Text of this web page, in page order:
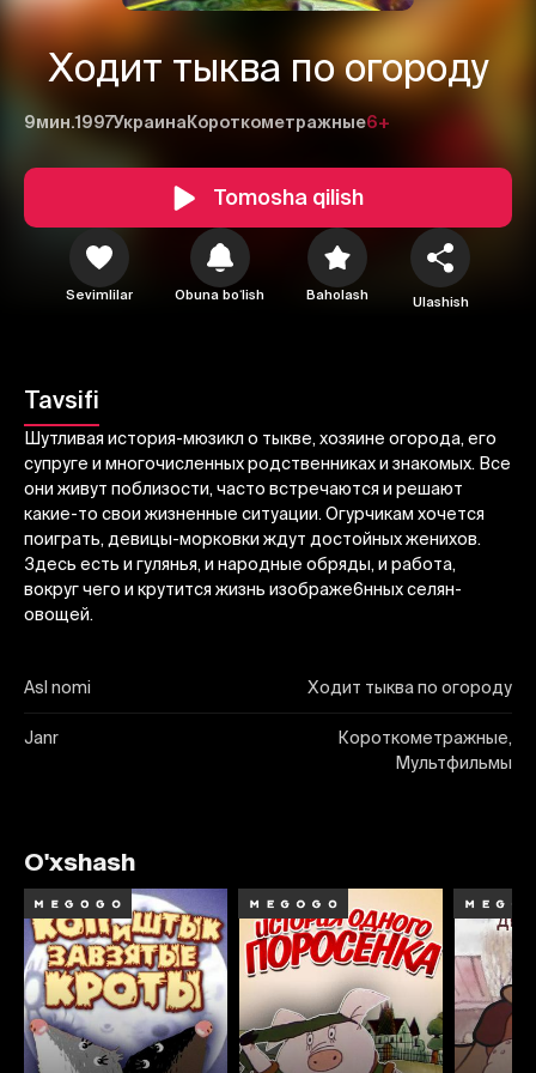
Ходит тыква по огороду
9мин.1997Украина Короткометражные6+
Tomosha qilish
Sevimlilar Obuna boʻlish Baholash Ulashish
Tavsifi
Шутливая история-мюзикл о тыкве, хозяине огорода, его
супруге и многочисленных родственниках и знакомых. Все
они живут поблизости, часто встречаются и решают
какие-то свои жизненные ситуации. Огурчикам хочется
поиграть, девицы-морковки ждут достойных женихов.
Здесь есть и гулянья, и народные обряды, и работа,
вокруг чего и крутится жизнь изображе6нных селян-
овощей.
Asl nomi Ходит тыква по огороду
Janr
Короткометражные,
Мультфильмы
O'xshash